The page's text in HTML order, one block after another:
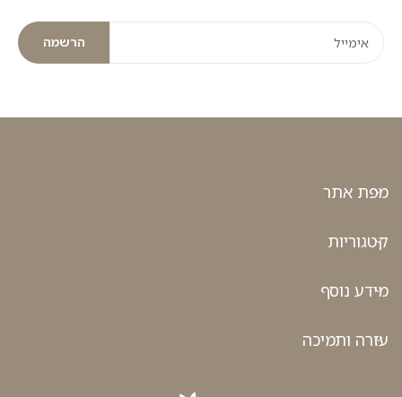
הרשמה
מפת אתר
קטגוריות
מידע נוסף
עזרה ותמיכה